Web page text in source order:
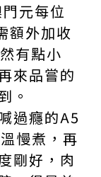
元每位
額外加收
有點小
來品嘗的
。
過癮的A5
慢煮，再
剛好，肉